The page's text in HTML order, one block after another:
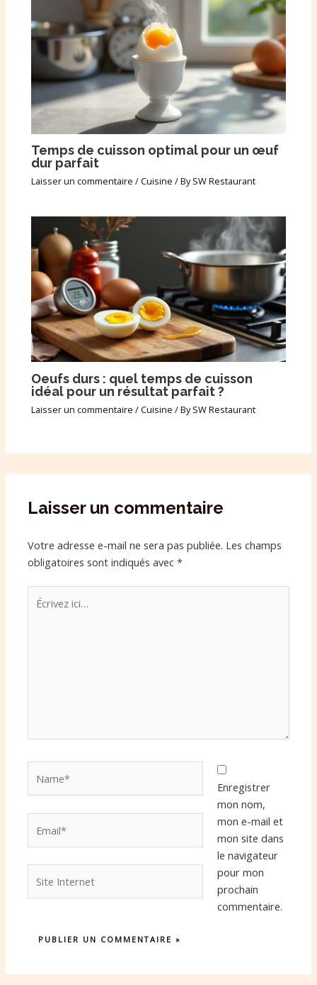
Temps de cuisson optimal pour un œuf
dur parfait
Laisser un commentaire /Cuisine / BySW Restaurant
Oeufs durs : quel temps de cuisson
idéal pour un résultat parfait ?
Laisser un commentaire /Cuisine / BySW Restaurant
Laisser un commentaire
Votre adresse e-mail ne sera pas publiée. Les champs
obligatoires sont indiqués avec*
ici…
Internet
Enregistrer
mon nom,
mon e-mail et
mon site dans
le navigateur
pour mon
prochain
commentaire.